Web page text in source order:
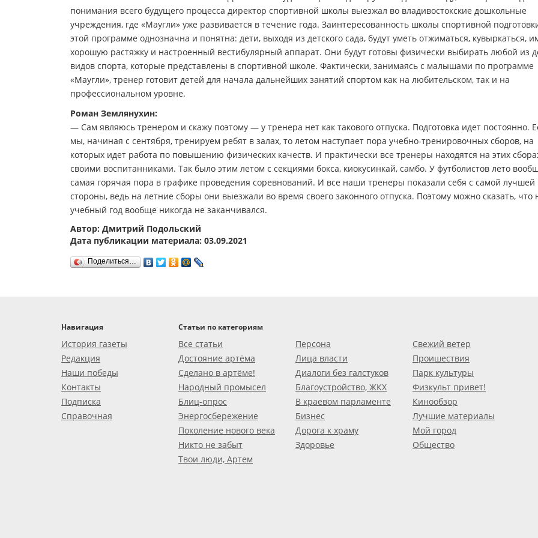
понимания всего будущего процесса директор спортивной школы выезжал во владивостокские дошкольные
учреждения, где «Маугли» уже развивается в течение года. Заинтересованность школы спортивной
этой программе однозначна и понятна: дети, выходя из детского сада, будут уметь отжиматься, кувыркаться,
хорошую растяжку и настроенный вестибулярный аппарат. Они будут готовы физически выбирать любой из
видов спорта, которые представлены в спортивной школе. Фактически, занимаясь с малышами по программе
«Маугли», тренер готовит детей для начала дальнейших занятий спортом как на любительском, так и на
профессиональном уровне.
Роман Землянухин:
— Сам являюсь тренером и скажу поэтому — у тренера нет как такового отпуска. Подготовка идет постоянно.
мы, начиная с сентября, тренируем ребят в залах, то летом наступает пора учебно-тренировочных сборов, на
которых идет работа по повышению физических качеств. И практически все тренеры находятся на этих
своими воспитанниками. Так было этим летом с секциями бокса, киокусинкай, самбо. У футболистов лето
самая горячая пора в графике проведения соревнований. И все наши тренеры показали себя с самой лучшей
стороны, ведь на летние сборы они выезжали во время своего законного отпуска. Поэтому можно сказать, что
учебный год вообще никогда не заканчивался.
Автор: Дмитрий Подольский
Дата публикации материала: 03.09.2021
Поделиться…
Навигация
История газеты
Редакция
Наши победы
Контакты
Подписка
Справочная
Статьи по категориям
Все статьи
Достояние артёма
Сделано в артёме!
Народный промысел
Блиц-опрос
Энергосбережение
Поколение нового века
Никто не забыт
Твои люди, Артем
Персона
Лица власти
Диалоги без галстуков
Благоустройство, ЖКХ
В краевом парламенте
Бизнес
Дорога к храму
Здоровье
Свежий ветер
Проишествия
Парк культуры
Физкульт привет!
Кинообзор
Лучшие материалы
Мой город
Общество